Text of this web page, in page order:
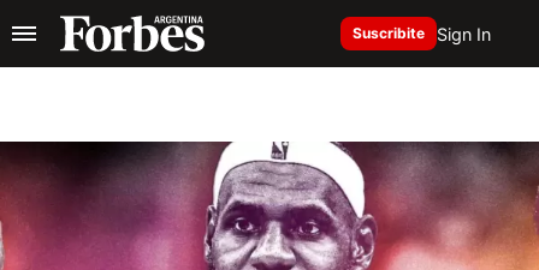
Suscribite Sign In